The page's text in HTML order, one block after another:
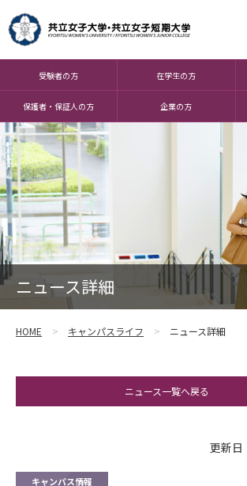
受験者の方 在学生の方
保護者・保証人の方 企業の方
ニュース詳細
HOME キャンパスライフ ニュース詳細
ニュース一覧へ戻る
更新日
キャンパス情報